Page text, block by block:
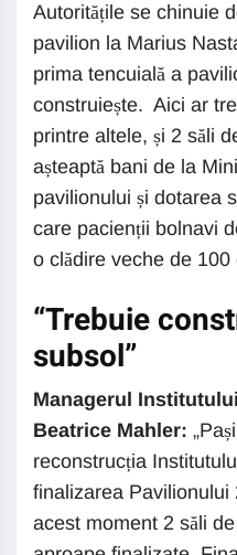
Autoritățile se chinuie
pavilion la Marius
prima tencuială a
construiește. Aici ar
printre altele, și 2 săli
așteaptă bani de la
pavilionului și dotarea
care pacienții bolnavi
o clădire veche de 100
“Trebuie
subsol”
Managerul
Beatrice Mahler:
reconstrucția
finalizarea Pavilionului
acest moment 2 săli